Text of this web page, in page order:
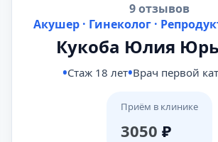
9 отзывов
Акушер · Гинеколог ·
Кукоба Юлия
Стаж 18 лет Врач первой
Приём в клинике
3050 ₽